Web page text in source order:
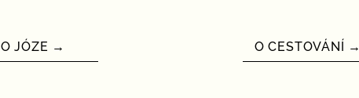
O JÓZE → O CESTOVÁNÍ →